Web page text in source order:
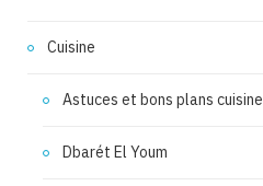
Cuisine
Astuces et bons plans cuisine
Dbarét El Youm